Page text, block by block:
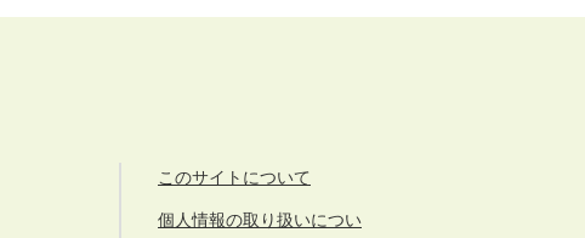
このサイトについて
個人情報の取り扱いについ